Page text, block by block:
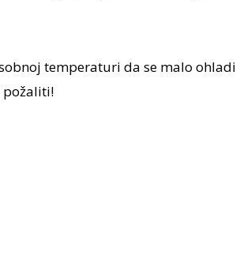
temperaturi da se malo ohladi
požaliti!